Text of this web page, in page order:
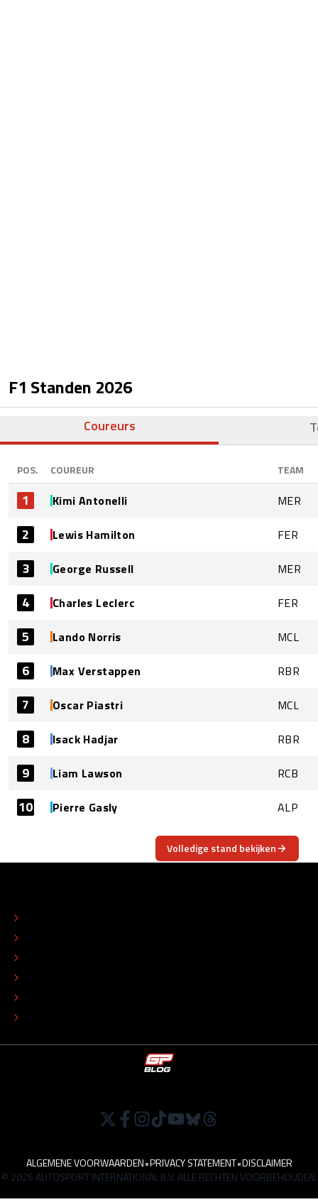
F1 Standen 2026
Coureurs
POS. COUREUR TEAM
1 Kimi Antonelli MER
2 Lewis Hamilton FER
3 George Russell MER
4 Charles Leclerc FER
5 Lando Norris MCL
6 Max Verstappen RBR
7 Oscar Piastri MCL
8 Isack Hadjar RBR
9 Liam Lawson RCB
10 Pierre Gasly ALP
Volledige stand bekijken
ALGEMENE VOORWAARDEN•PRIVACY STATEMENT•DISCLAIMER
© 2026 AUTOSPORT INTERNATIONAL B.V. ALLE RECHTEN VOORBEHOUDEN.